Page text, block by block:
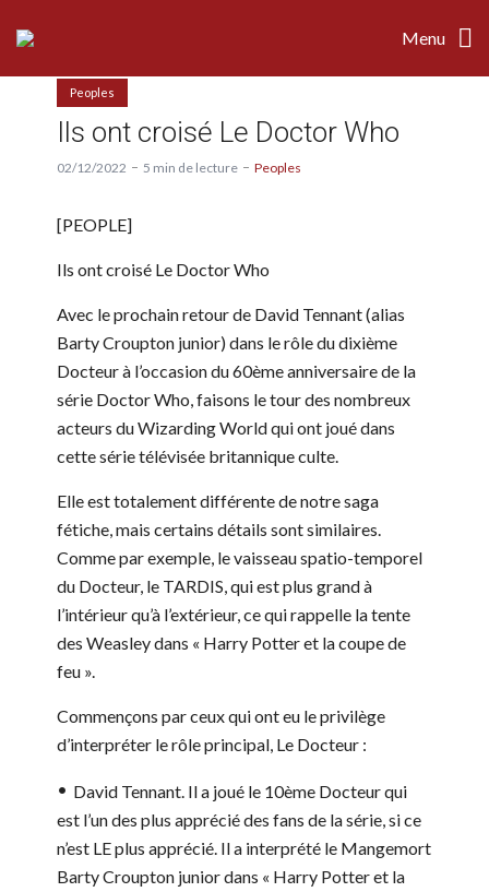
Menu
Peoples
Ils ont croisé Le Doctor Who
02/12/2022 5 min de lecture Peoples
[PEOPLE]
Ils ont croisé Le Doctor Who
Avec le prochain retour de David Tennant (alias
Barty Croupton junior) dans le rôle du dixième
Docteur à l’occasion du 60ème anniversaire de la
série Doctor Who, faisons le tour des nombreux
acteurs du Wizarding World qui ont joué dans
cette série télévisée britannique culte.
Elle est totalement différente de notre saga
fétiche, mais certains détails sont similaires.
Comme par exemple, le vaisseau spatio-temporel
du Docteur, le TARDIS, qui est plus grand à
l’intérieur qu’à l’extérieur, ce qui rappelle la tente
des Weasley dans « Harry Potter et la coupe de
feu ».
Commençons par ceux qui ont eu le privilège
d’interpréter le rôle principal, Le Docteur :
David Tennant. Il a joué le 10ème Docteur qui
est l’un des plus apprécié des fans de la série, si ce
n’est LE plus apprécié. Il a interprété le Mangemort
Barty Croupton junior dans « Harry Potter et la